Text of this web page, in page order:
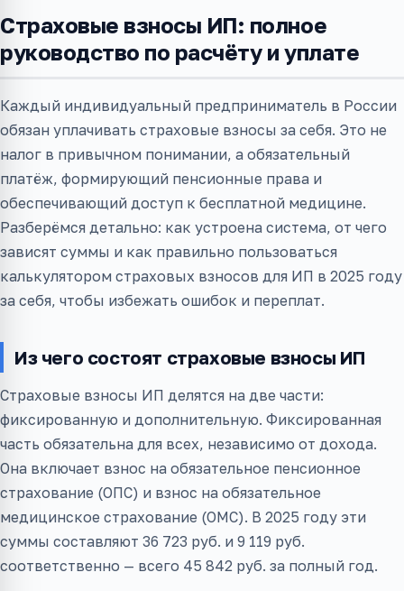
Страховые взносы ИП: полное
руководство по расчёту и уплате
Каждый индивидуальный предприниматель в России
обязан уплачивать страховые взносы за себя. Это не
налог в привычном понимании, а обязательный
платёж, формирующий пенсионные права и
обеспечивающий доступ к бесплатной медицине.
Разберёмся детально: как устроена система, от чего
зависят суммы и как правильно пользоваться
калькулятором страховых взносов для ИП в 2025 году
за себя, чтобы избежать ошибок и переплат.
Из чего состоят страховые взносы ИП
Страховые взносы ИП делятся на две части:
фиксированную и дополнительную. Фиксированная
часть обязательна для всех, независимо от дохода.
Она включает взнос на обязательное пенсионное
страхование (ОПС) и взнос на обязательное
медицинское страхование (ОМС). В 2025 году эти
суммы составляют 36 723 руб. и 9 119 руб.
соответственно — всего 45 842 руб. за полный год.